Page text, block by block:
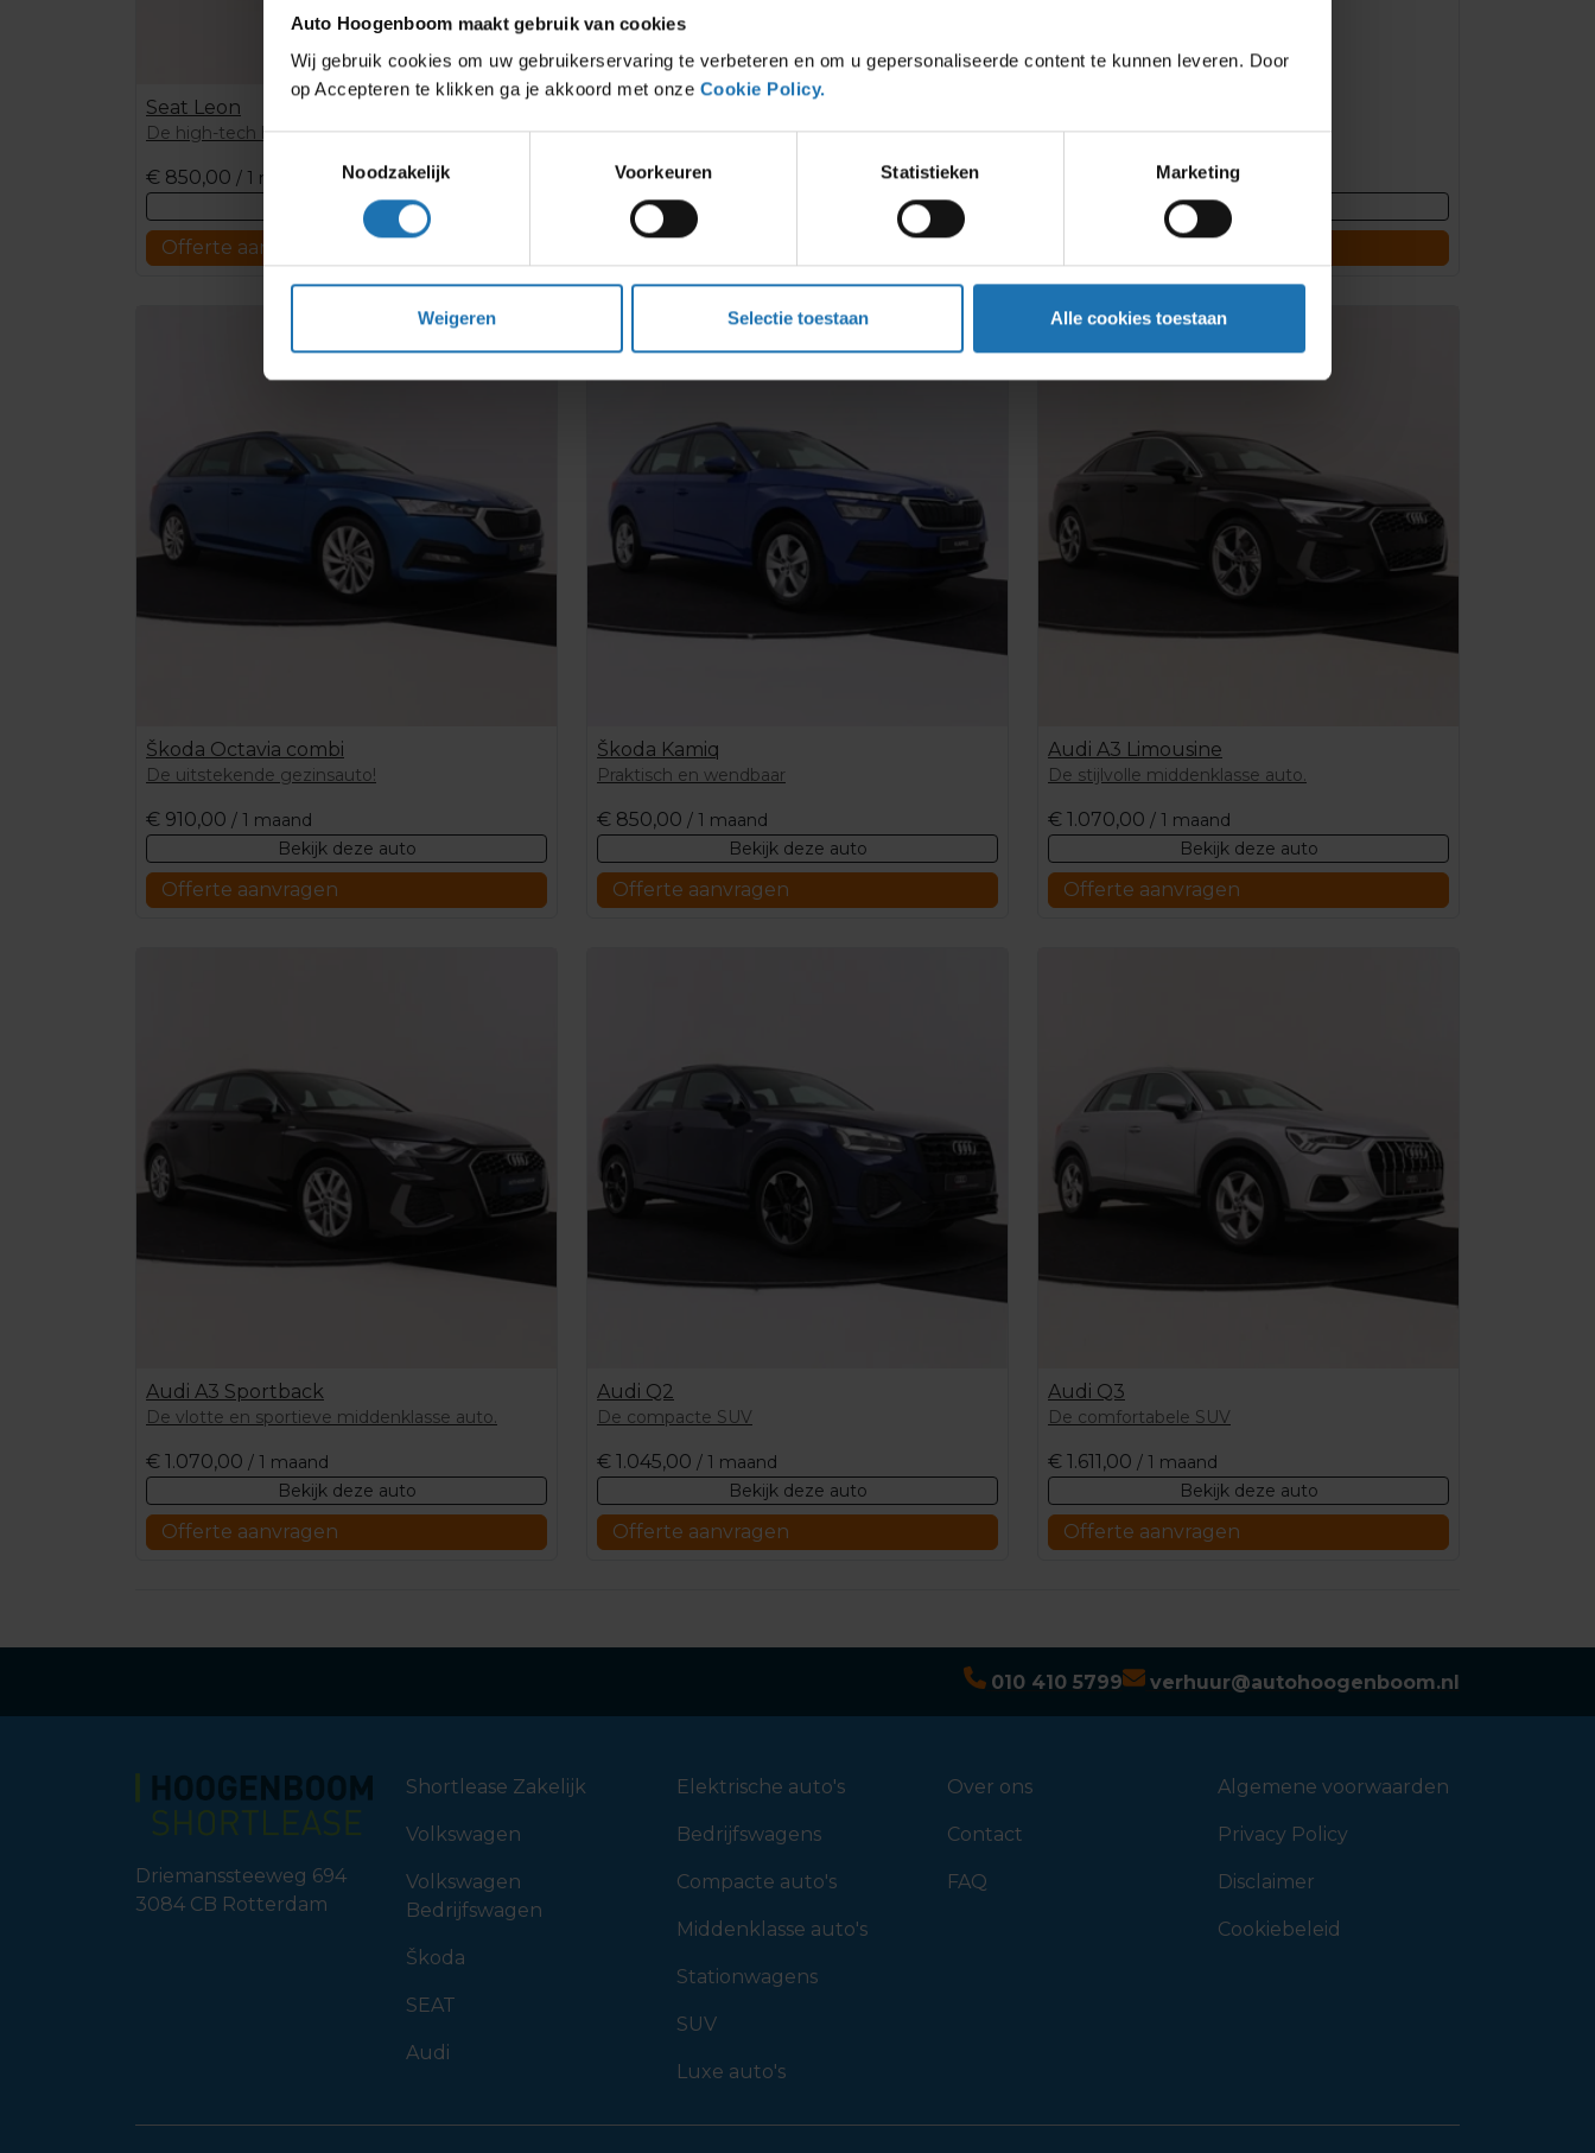
Auto Hoogenboom maakt gebruik van cookies
Wij gebruik cookies om uw gebruikerservaring te verbeteren en om u gepersonaliseerde content te kunnen leveren. Door
op Accepteren te klikken ga je akkoord met onze Cookie Policy.
Toestemmingsselectie
Noodzakelijk
Voorkeuren Statistieken Marketing
Weigeren Selectie toestaan Alle cookies toestaan
Seat Leon
De high-tech hatchback
€ 850,00 / 1 maand
Bekijk deze auto
Offerte aanvragen
De compacte SUV van SEAT
850,00 / 1 maand
De royale Hatchback!
/ 1 maand
Bekijk deze auto
Škoda Octavia combi
De uitstekende gezinsauto!
€ 910,00 / 1 maand
Bekijk deze auto
Offerte aanvragen
Škoda Kamiq
Praktisch en wendbaar
€ 850,00 / 1 maand
Bekijk deze auto
Offerte aanvragen
Audi A3 Limousine
De stijlvolle middenklasse auto.
€ 1.070,00 / 1 maand
Bekijk deze auto
Offerte aanvragen
Audi A3 Sportback
De vlotte en sportieve middenklasse auto.
€ 1.070,00 / 1 maand
Bekijk deze auto
Offerte aanvragen
Audi Q2
De compacte SUV
€ 1.045,00 / 1 maand
Bekijk deze auto
Offerte aanvragen
Audi Q3
De comfortabele SUV
€ 1.611,00 / 1 maand
Bekijk deze auto
Offerte aanvragen
010 410 5799 verhuur@autohoogenboom.nl
Driemanssteeweg 694
3084 CB Rotterdam
Shortlease Zakelijk
Volkswagen
Volkswagen
Bedrijfswagen
Škoda
SEAT
Audi
Elektrische auto's
Bedrijfswagens
Compacte auto's
Middenklasse auto's
Stationwagens
SUV
Luxe auto's
Over ons
Contact
FAQ
Algemene voorwaarden
Privacy Policy
Disclaimer
Cookiebeleid